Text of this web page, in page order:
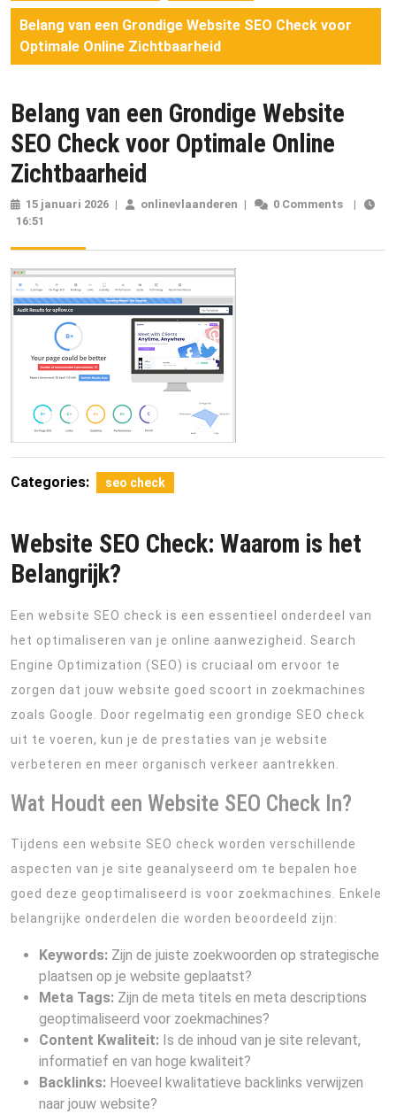
Belang van een Grondige Website SEO Check voor
Optimale Online Zichtbaarheid
Belang van een Grondige Website
SEO Check voor Optimale Online
Zichtbaarheid
15 januari 2026 15
| onlinevlaanderen onlinevlaanderen
| 0 Comments
|
16:51
Categories: seo check
Website SEO Check: Waarom is het
Belangrijk?
Een website SEO check is een essentieel onderdeel van
het optimaliseren van je online aanwezigheid. Search
Engine Optimization (SEO) is cruciaal om ervoor te
zorgen dat jouw website goed scoort in zoekmachines
zoals Google. Door regelmatig een grondige SEO check
uit te voeren, kun je de prestaties van je website
verbeteren en meer organisch verkeer aantrekken.
Wat Houdt een Website SEO Check In?
Tijdens een website SEO check worden verschillende
aspecten van je site geanalyseerd om te bepalen hoe
goed deze geoptimaliseerd is voor zoekmachines. Enkele
belangrijke onderdelen die worden beoordeeld zijn:
Keywords: Zijn de juiste zoekwoorden op strategische
plaatsen op je website geplaatst?
Meta Tags: Zijn de meta titels en meta descriptions
geoptimaliseerd voor zoekmachines?
Content Kwaliteit: Is de inhoud van je site relevant,
informatief en van hoge kwaliteit?
Backlinks: Hoeveel kwalitatieve backlinks verwijzen
naar jouw website?